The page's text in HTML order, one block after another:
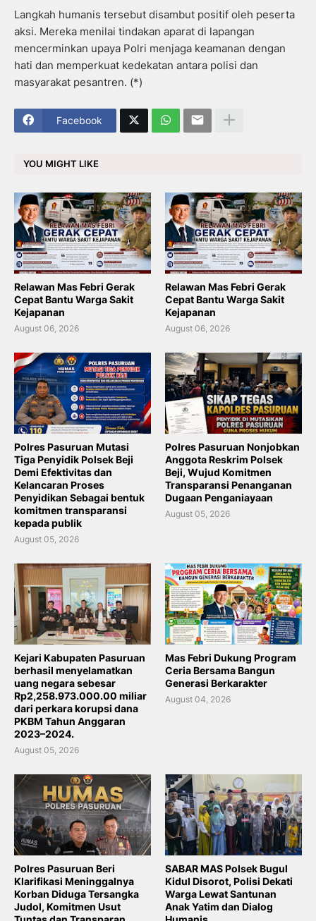
Langkah humanis tersebut disambut positif oleh peserta
aksi. Mereka menilai tindakan aparat di lapangan
mencerminkan upaya Polri menjaga keamanan dengan
hati dan memperkuat kedekatan antara polisi dan
masyarakat pesantren. (*)
Facebook
YOU MIGHT LIKE
Relawan Mas Febri Gerak
Cepat Bantu Warga Sakit
Kejapanan
August 06, 2026
Relawan Mas Febri Gerak
Cepat Bantu Warga Sakit
Kejapanan
August 06, 2026
Polres Pasuruan Mutasi
Tiga Penyidik Polsek Beji
Demi Efektivitas dan
Kelancaran Proses
Penyidikan Sebagai bentuk
komitmen transparansi
kepada publik
August 05, 2026
Polres Pasuruan Nonjobkan
Anggota Reskrim Polsek
Beji, Wujud Komitmen
Transparansi Penanganan
Dugaan Penganiayaan
August 05, 2026
Kejari Kabupaten Pasuruan
berhasil menyelamatkan
uang negara sebesar
Rp2,258.973.000.00 miliar
dari perkara korupsi dana
PKBM Tahun Anggaran
2023–2024.
August 05, 2026
Mas Febri Dukung Program
Ceria Bersama Bangun
Generasi Berkarakter
August 04, 2026
Polres Pasuruan Beri
Klarifikasi Meninggalnya
Korban Diduga Tersangka
Judol, Komitmen Usut
SABAR MAS Polsek Bugul
Kidul Disorot, Polisi Dekati
Warga Lewat Santunan
Anak Yatim dan Dialog